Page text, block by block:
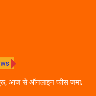
शुरू, आज से ऑनलाइन फीस जमा;